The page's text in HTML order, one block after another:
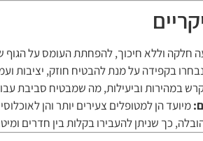
חלקה וללא חיכוך, להפחתת העומס על
נבחרו בקפידה על מנת להבטיח חוזק, יציבות
במהירות וביעילות, מה שמבטיח סביבת
מיועד הן למטופלים צעירים יותר והן
כך שניתן להעבירו בקלות בין חדרים